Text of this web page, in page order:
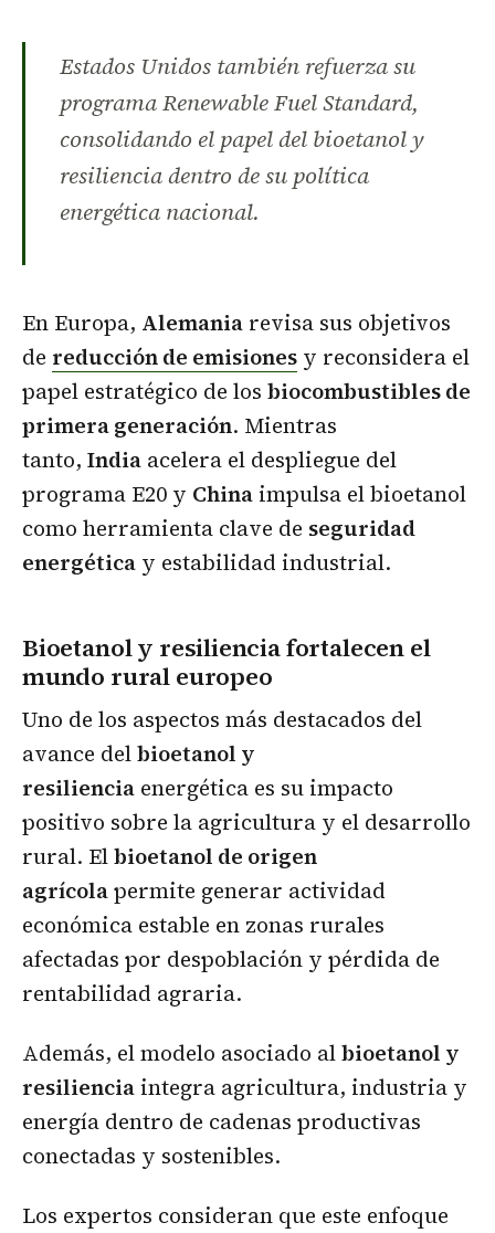
Estados Unidos también refuerza su
programa Renewable Fuel Standard,
consolidando el papel del bioetanol y
resiliencia dentro de su política
energética nacional.
En Europa, Alemania revisa sus objetivos
de reducción de emisiones y reconsidera el
papel estratégico de los biocombustibles de
primera generación. Mientras
tanto, India acelera el despliegue del
programa E20 y Chinaimpulsa el bioetanol
como herramienta clave de seguridad
energética y estabilidad industrial.
Bioetanol y resiliencia fortalecen el
mundo rural europeo
Uno de los aspectos más destacados del
avance delbioetanol y
resiliencia energética es su impacto
positivo sobre la agricultura y el desarrollo
rural. Elbioetanol de origen
agrícolapermite generar actividad
económica estable en zonas rurales
afectadas por despoblación y pérdida de
rentabilidad agraria.
Además, el modelo asociado albioetanol y
resilienciaintegra agricultura, industria y
energía dentro de cadenas productivas
conectadas y sostenibles.
Los expertos consideran que este enfoque